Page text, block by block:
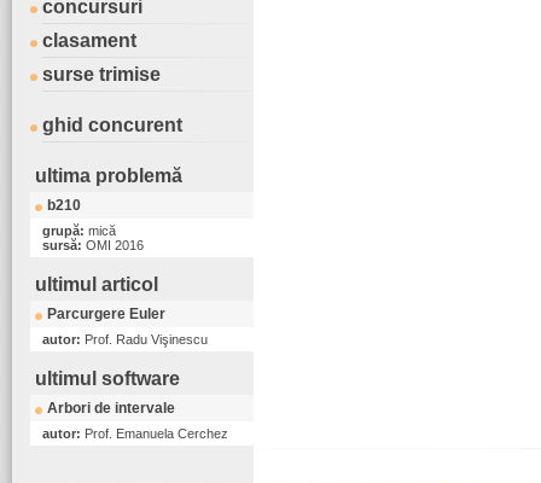
concursuri
clasament
surse trimise
ghid concurent
ultima problemă
b210
grupă: mică
sursă: OMI 2016
ultimul articol
Parcurgere Euler
autor: Prof. Radu Vişinescu
ultimul software
Arbori de intervale
autor: Prof. Emanuela Cerchez